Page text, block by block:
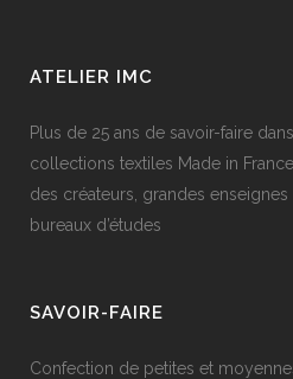
ATELIER IMC
Plus de 25 ans de savoir-faire
collections textiles Made in
des créateurs, grandes
bureaux d’études
SAVOIR-FAIRE
Confection de petites et